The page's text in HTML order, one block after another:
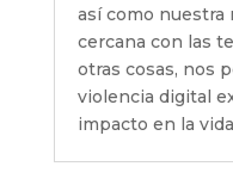
así como nuestra
cercana con las
otras cosas, nos
violencia digital
impacto en la vida